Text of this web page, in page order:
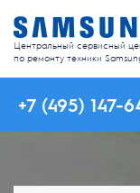
Центральный сервисный
по ремонту техники
+7 (495) 147-